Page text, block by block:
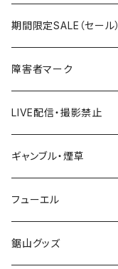
国道600～699号線
国道700～799号線
ROUTE600～699号線
ROUTE700～799号線
ROUTE 600～699号線
ROUTE 700～799号線
ROUTE 100～199号線
ROUTE 600～699号線
ROUTE 700～799号線
宮城県
秋田県
Tシャツ
ステッカー
山形県
福島県
茨城県
栃木県
期間限定SALE（セール）
障害者マーク
LIVE配信・撮影禁止
LIVE配信禁止
撮影禁止
ギャンブル・煙草
ホテルキーホルダー
たばこ・禁煙ステッカー
フューエル
ステッカー
鋸山グッズ